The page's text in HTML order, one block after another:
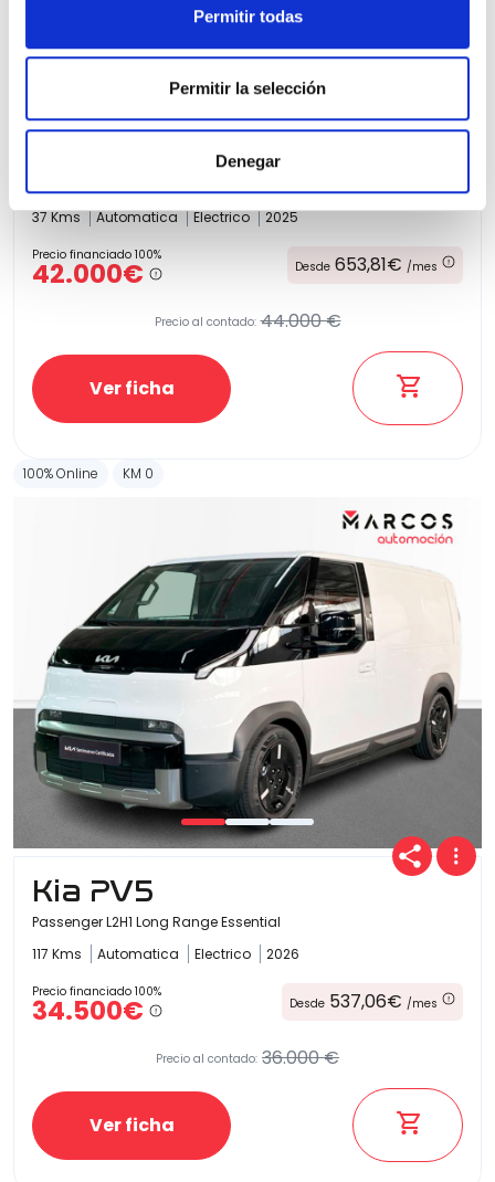
Permitir todas
Permitir la selección
Denegar
37 Kms
Automatica Electrico 2025
Precio financiado 100%
42.000€ Desde 653,81€ /mes
Precio al contado: 44.000 €
Ver ficha
100% Online KM 0
Kia PV5
Passenger L2H1 Long Range Essential
117 Kms
Automatica Electrico 2026
Precio financiado 100%
34.500€ Desde 537,06€ /mes
Precio al contado: 36.000 €
Ver ficha